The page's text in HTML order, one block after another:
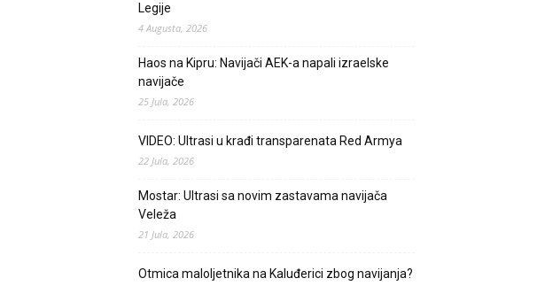
Legije
4 Augusta, 2026
Haos na Kipru: Navijači AEK-a napali izraelske
navijače
25 Jula, 2026
VIDEO: Ultrasi u krađi transparenata Red Armya
22 Jula, 2026
Mostar: Ultrasi sa novim zastavama navijača
Veleža
21 Jula, 2026
Otmica maloljetnika na Kaluđerici zbog navijanja?